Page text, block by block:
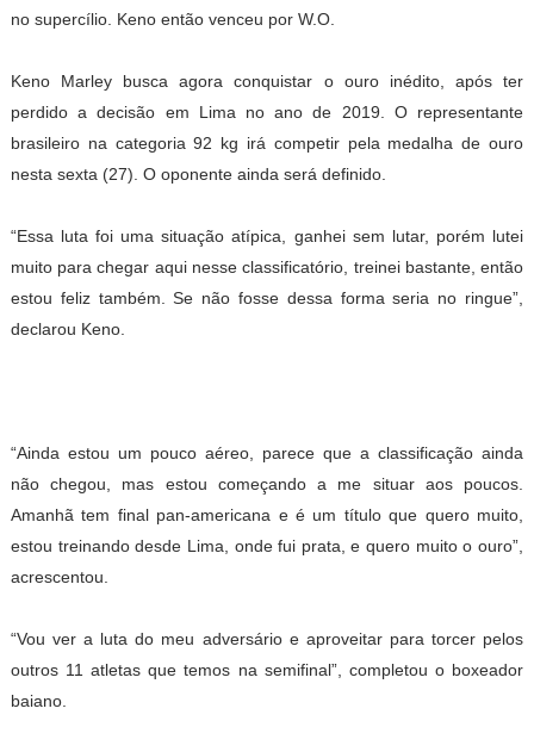
no supercílio. Keno então venceu por W.O.
Keno Marley busca agora conquistar o ouro inédito, após ter
perdido a decisão em Lima no ano de 2019. O representante
brasileiro na categoria 92 kg irá competir pela medalha de ouro
nesta sexta (27). O oponente ainda será definido.
“Essa luta foi uma situação atípica, ganhei sem lutar, porém lutei
muito para chegar aqui nesse classificatório, treinei bastante, então
estou feliz também. Se não fosse dessa forma seria no ringue”,
declarou Keno.
“Ainda estou um pouco aéreo, parece que a classificação ainda
não chegou, mas estou começando a me situar aos poucos.
Amanhã tem final pan-americana e é um título que quero muito,
estou treinando desde Lima, onde fui prata, e quero muito o ouro”,
acrescentou.
“Vou ver a luta do meu adversário e aproveitar para torcer pelos
outros 11 atletas que temos na semifinal”, completou o boxeador
baiano.